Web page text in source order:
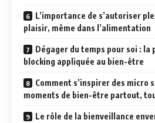
L’importance de s’autoriser
plaisir, même dans l’alimentation
Dégager du temps pour soi : la
blocking appliquée au bien-être
Comment s’inspirer des micro
moments de bien-être partout,
Le rôle de la bienveillance